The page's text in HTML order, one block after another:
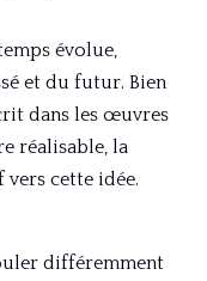
évolue,
et du futur. Bien
dans les œuvres
réalisable, la
vers cette idée.
différemment